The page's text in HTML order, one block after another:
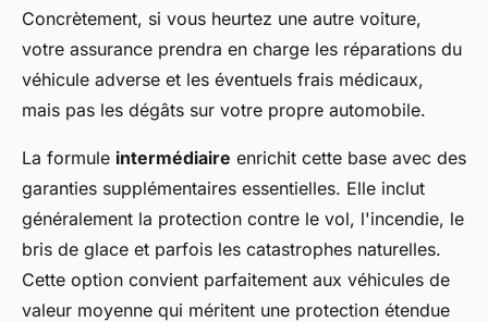
Concrètement, si vous heurtez une autre voiture,
votre assurance prendra en charge les réparations du
véhicule adverse et les éventuels frais médicaux,
mais pas les dégâts sur votre propre automobile.
La formule intermédiaire enrichit cette base avec des
garanties supplémentaires essentielles. Elle inclut
généralement la protection contre le vol, l'incendie, le
bris de glace et parfois les catastrophes naturelles.
Cette option convient parfaitement aux véhicules de
valeur moyenne qui méritent une protection étendue